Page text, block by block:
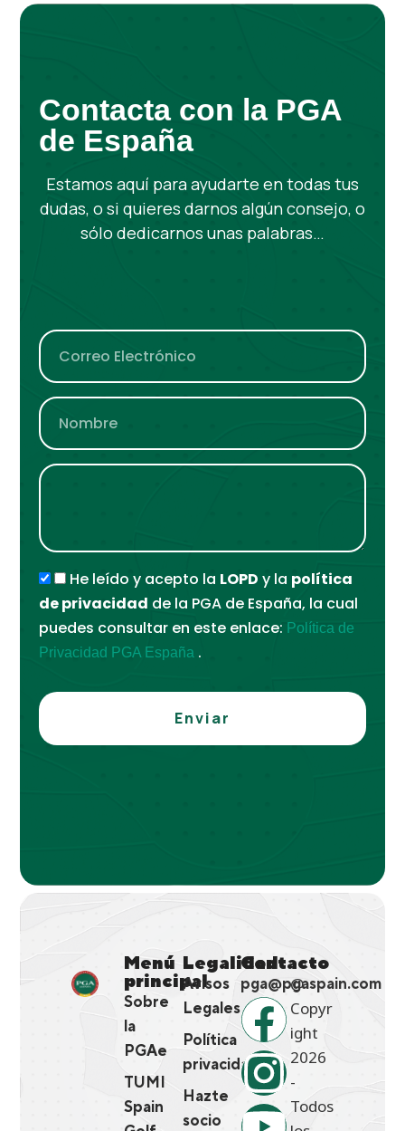
Contacta con la PGA
de España
Estamos aquí para ayudarte en todas tus
dudas, o si quieres darnos algún consejo, o
sólo dedicarnos unas palabras…
He leído y acepto la LOPD y la política
de privacidad de la PGA de España, la cual
puedes consultar en este enlace: Política de
Privacidad PGA España .
Enviar
Menú
principal
Sobre
la
PGAe
TUMI
Spain
Legalidad
Avisos
Legales
Política
privacidad
Hazte
socio
Contacto
pga@pgaspain.com
@
Copyr
ight
2026
-
Todos